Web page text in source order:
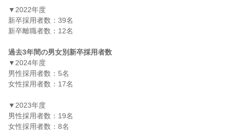
▼2022年度
新卒採用者数：39名
新卒離職者数：12名
過去3年間の男女別新卒採用者数
▼2024年度
男性採用者数：5名
女性採用者数：17名
▼2023年度
男性採用者数：19名
女性採用者数：8名